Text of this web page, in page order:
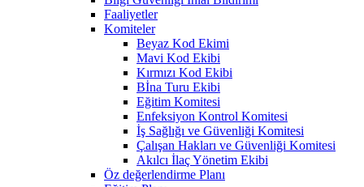
Faaliyetler
Komiteler
Beyaz Kod Ekimi
Mavi Kod Ekibi
Kırmızı Kod Ekibi
Bİna Turu Ekibi
Eğitim Komitesi
Enfeksiyon Kontrol Komitesi
İş Sağlığı ve Güvenliği Komitesi
Çalışan Hakları ve Güvenliği Komitesi
Akılcı İlaç Yönetim Ekibi
Öz değerlendirme Planı